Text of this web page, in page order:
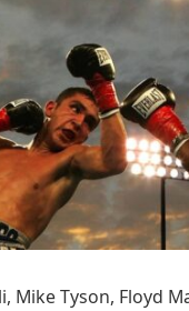
Mike Tyson, Floyd